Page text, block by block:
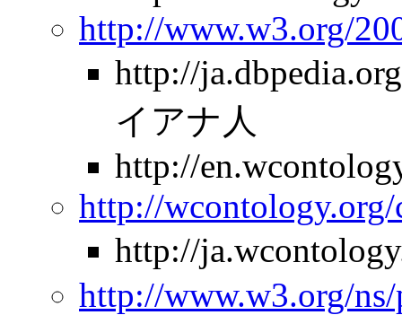
http://www.w3.org/
http://
イアナ人
http://
http://wcontology.org/
http://
http://www.w3.org/